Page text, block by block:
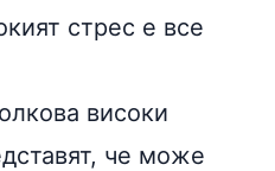
стрес е все
високи
че може